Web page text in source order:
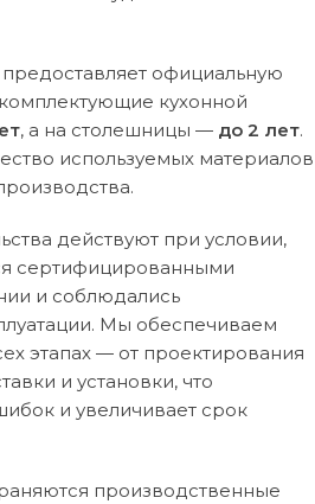
официальную
кухонной
, а на столешницы — до 2 лет.
используемых материалов
действуют при условии,
сертифицированными
и соблюдались
Мы обеспечиваем
этапах — от проектирования
и установки, что
и увеличивает срок
производственные